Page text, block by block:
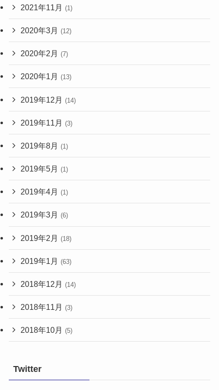
2021年11月 (1)
2020年3月 (12)
2020年2月 (7)
2020年1月 (13)
2019年12月 (14)
2019年11月 (3)
2019年8月 (1)
2019年5月 (1)
2019年4月 (1)
2019年3月 (6)
2019年2月 (18)
2019年1月 (63)
2018年12月 (14)
2018年11月 (3)
2018年10月 (5)
Twitter